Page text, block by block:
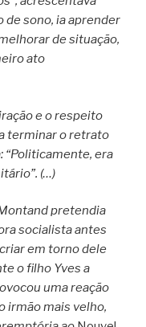
de sono, ia aprender
de situação,
ato
e o respeito
terminar o retrato
“Politicamente, era
(…)
pretendia
socialista antes
em torno dele
o filho Yves a
uma reação
irmão mais velho,